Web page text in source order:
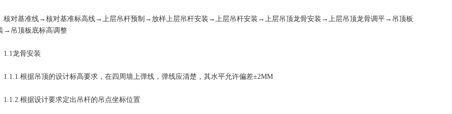
基准线→核对基准标高线→上层吊杆预制→放样上层吊杆安装→上层吊杆安装→上层吊顶龙骨安装→上层吊顶龙骨调平→吊顶板
→吊顶板底标高调整
龙骨安装
根据吊顶的设计标高要求，在四周墙上弹线，弹线应清楚，其水平允许偏差±2MM
根据设计要求定出吊杆的吊点坐标位置